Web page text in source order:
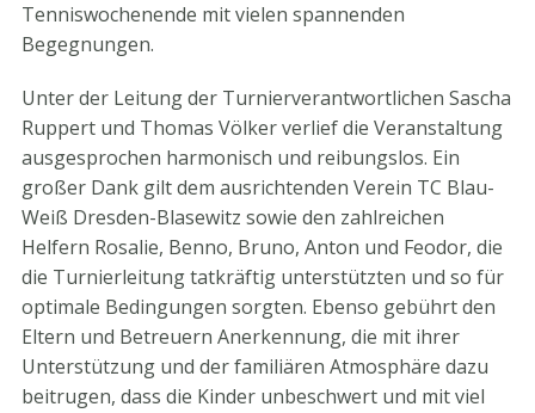
Tenniswochenende mit vielen spannenden
Begegnungen.
Unter der Leitung der Turnierverantwortlichen Sascha
Ruppert und Thomas Völker verlief die Veranstaltung
ausgesprochen harmonisch und reibungslos. Ein
großer Dank gilt dem ausrichtenden Verein TC Blau-
Weiß Dresden-Blasewitz sowie den zahlreichen
Helfern Rosalie, Benno, Bruno, Anton und Feodor, die
die Turnierleitung tatkräftig unterstützten und so für
optimale Bedingungen sorgten. Ebenso gebührt den
Eltern und Betreuern Anerkennung, die mit ihrer
Unterstützung und der familiären Atmosphäre dazu
beitrugen, dass die Kinder unbeschwert und mit viel